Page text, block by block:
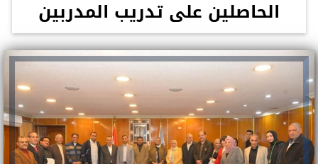
الحاصلين على تدريب المدربين